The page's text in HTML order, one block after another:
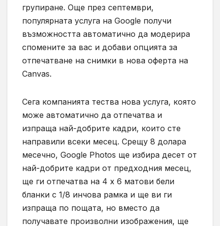
групиране. Още през септември,
популярната услуга на Google получи
възможността автоматично да модерира
спомените за вас и добави опцията за
отпечатване на снимки в нова оферта на
Canvas.
Сега компанията тества нова услуга, която
може автоматично да отпечатва и
изпраща най-добрите кадри, които сте
направили всеки месец. Срещу 8 долара
месечно, Google Photos ще избира десет от
най-добрите кадри от предходния месец,
ще ги отпечатва на 4 х 6 матови бели
бланки с 1/8 инчова рамка и ще ви ги
изпраща по пощата, но вместо да
получавате произволни изображения, ще